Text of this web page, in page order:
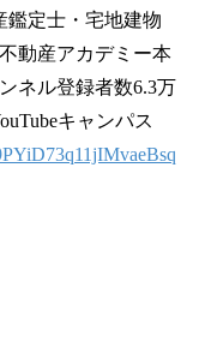
鑑定士・宅地建物
動産アカデミー本
ネル登録者数6.3万
キャンパス